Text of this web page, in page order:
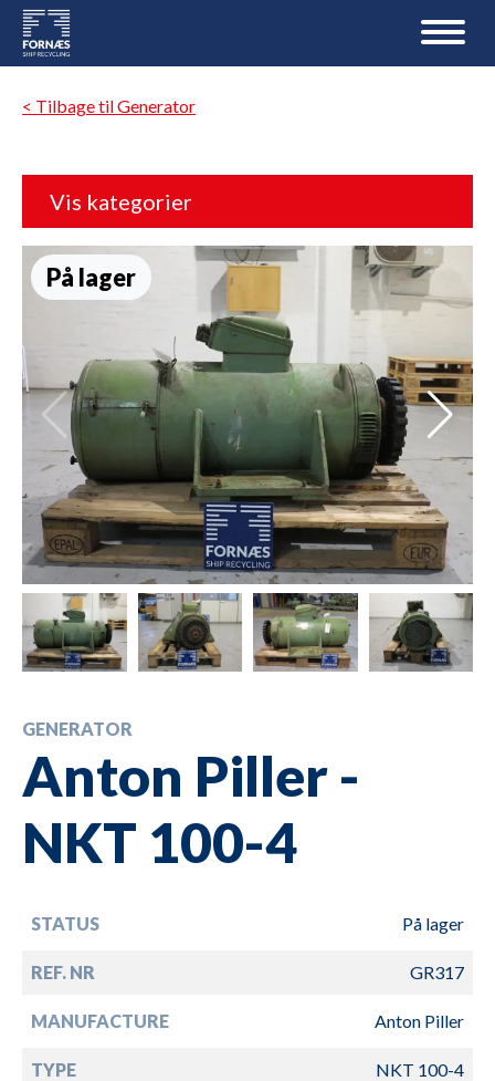
< Tilbage til Generator
Vis kategorier
På lager
GENERATOR
Anton Piller -
NKT 100-4
STATUS På lager
REF. NR GR317
MANUFACTURE Anton Piller
TYPE NKT 100-4